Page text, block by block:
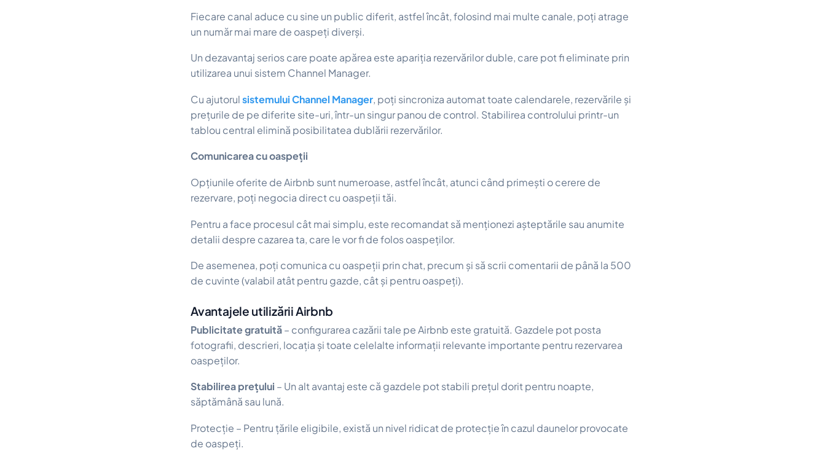
Fiecare canal aduce cu sine un public diferit, astfel încât, folosind mai multe canale, poți atrage
un număr mai mare de oaspeți diverși.
Un dezavantaj serios care poate apărea este apariția rezervărilor duble, care pot fi eliminate prin
utilizarea unui sistem Channel Manager.
Cu ajutorulsistemului Channel Manager, poți sincroniza automat toate calendarele, rezervările și
prețurile de pe diferite site-uri, într-un singur panou de control. Stabilirea controlului printr-un
tablou central elimină posibilitatea dublării rezervărilor.
Comunicarea cu oaspeții
Opțiunile oferite de Airbnb sunt numeroase, astfel încât, atunci când primești o cerere de
rezervare, poți negocia direct cu oaspeții tăi.
Pentru a face procesul cât mai simplu, este recomandat să menționezi așteptările sau anumite
detalii despre cazarea ta, care le vor fi de folos oaspeților.
De asemenea, poți comunica cu oaspeții prin chat, precum și să scrii comentarii de până la 500
de cuvinte (valabil atât pentru gazde, cât și pentru oaspeți).
Avantajele utilizării Airbnb
Publicitate gratuită– configurarea cazării tale pe Airbnb este gratuită. Gazdele pot posta
fotografii, descrieri, locația și toate celelalte informații relevante importante pentru rezervarea
oaspeților.
Stabilirea prețului – Un alt avantaj este că gazdele pot stabili prețul dorit pentru noapte,
săptămână sau lună.
Protecție – Pentru țările eligibile, există un nivel ridicat de protecție în cazul daunelor provocate
de oaspeți.